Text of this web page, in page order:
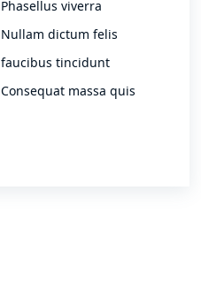
Phasellus viverra
Nullam dictum felis
faucibus tincidunt
Consequat massa quis